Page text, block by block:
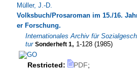
Müller, J.-D.
Volksbuch/Prosaroman im 15./16.
er Forschung.
Internationales Archiv für
tur Sonderheft 1, 1-128 (1985)
Restricted: PDF;